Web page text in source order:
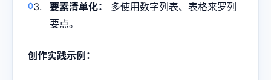
要素清单化：
多使用数字列表、表格来罗列
要点。
创作实践示例：